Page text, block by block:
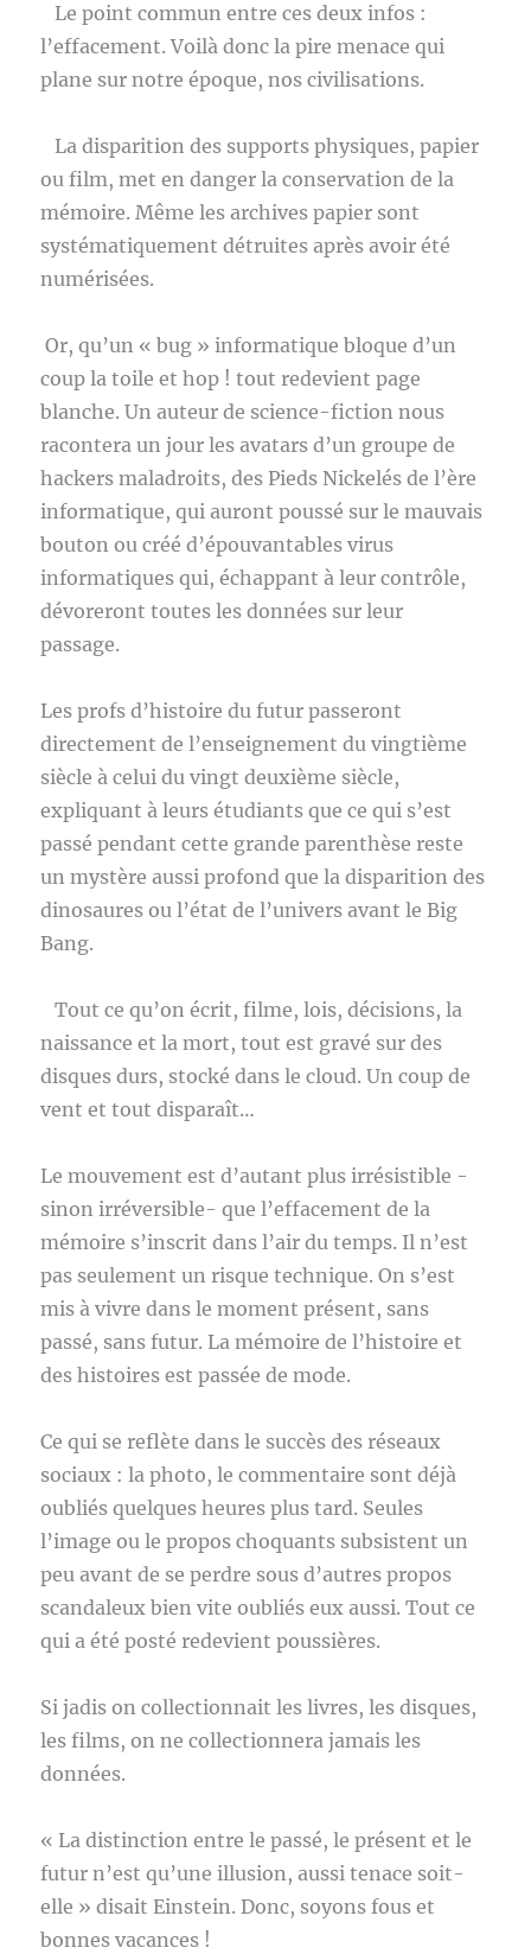
Le point commun entre ces deux infos :
l’effacement. Voilà donc la pire menace qui
plane sur notre époque, nos civilisations.
La disparition des supports physiques, papier
ou film, met en danger la conservation de la
mémoire. Même les archives papier sont
systématiquement détruites après avoir été
numérisées.
Or, qu’un « bug » informatique bloque d’un
coup la toile et hop ! tout redevient page
blanche. Un auteur de science-fiction nous
racontera un jour les avatars d’un groupe de
hackers maladroits, des Pieds Nickelés de l’ère
informatique, qui auront poussé sur le mauvais
bouton ou créé d’épouvantables virus
informatiques qui, échappant à leur contrôle,
dévoreront toutes les données sur leur
passage.
Les profs d’histoire du futur passeront
directement de l’enseignement du vingtième
siècle à celui du vingt deuxième siècle,
expliquant à leurs étudiants que ce qui s’est
passé pendant cette grande parenthèse reste
un mystère aussi profond que la disparition des
dinosaures ou l’état de l’univers avant le Big
Bang.
Tout ce qu’on écrit, filme, lois, décisions, la
naissance et la mort, tout est gravé sur des
disques durs, stocké dans le cloud. Un coup de
vent et tout disparaît…
Le mouvement est d’autant plus irrésistible -
sinon irréversible- que l’effacement de la
mémoire s’inscrit dans l’air du temps. Il n’est
pas seulement un risque technique. On s’est
mis à vivre dans le moment présent, sans
passé, sans futur. La mémoire de l’histoire et
des histoires est passée de mode.
Ce qui se reflète dans le succès des réseaux
sociaux : la photo, le commentaire sont déjà
oubliés quelques heures plus tard. Seules
l’image ou le propos choquants subsistent un
peu avant de se perdre sous d’autres propos
scandaleux bien vite oubliés eux aussi. Tout ce
qui a été posté redevient poussières.
Si jadis on collectionnait les livres, les disques,
les films, on ne collectionnera jamais les
données.
« La distinction entre le passé, le présent et le
futur n’est qu’une illusion, aussi tenace soit-
elle » disait Einstein. Donc, soyons fous et
bonnes vacances !